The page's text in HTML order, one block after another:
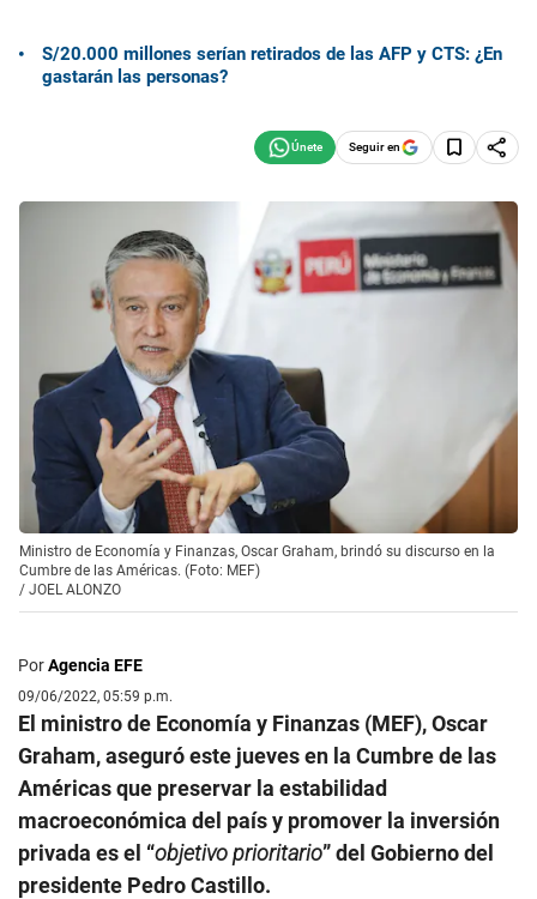
S/20.000 millones serían retirados de las AFP y CTS: ¿En
gastarán las personas?
Seguir en
Ministro de Economía y Finanzas, Oscar Graham, brindó su discurso en la
Cumbre de las Américas. (Foto: MEF)
/ JOEL ALONZO
PorAgencia EFE
09/06/2022, 05:59 p.m.
El ministro de Economía y Finanzas (MEF), Oscar
Graham, aseguró este jueves en la Cumbre de las
Américas que preservar la estabilidad
macroeconómica del país y promover la inversión
privada es el “objetivo prioritario” del Gobierno del
presidente Pedro Castillo.